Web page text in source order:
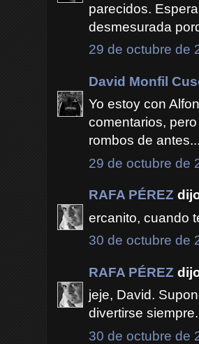
parecidos.
desmesurada
29 de octubre de
David Monfil
Yo estoy con
comentarios,
rombos de
29 de octubre de
RAFA PÉREZ
ercanito, cuando
30 de octubre de
RAFA PÉREZ
jeje, David.
divertirse siempre.
30 de octubre de